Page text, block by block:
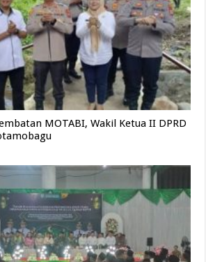
MOTABI, Wakil Ketua II DPRD